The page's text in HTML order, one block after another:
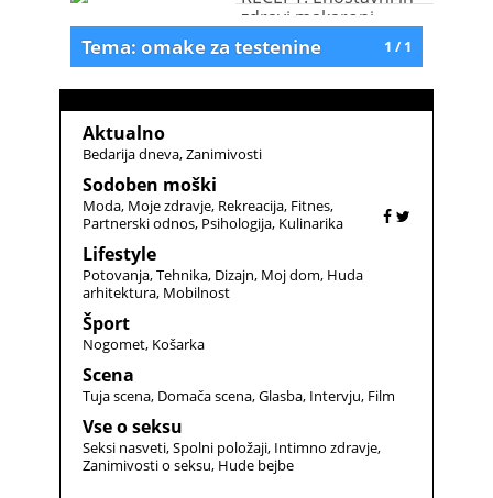
zdravi makaroni
1 / 1
Tema: omake za testenine
Aktualno
Bedarija dneva Zanimivosti
Sodoben moški
Moda Moje zdravje Rekreacija Fitnes
Partnerski odnos Psihologija Kulinarika
Lifestyle
Potovanja Tehnika Dizajn Moj dom Huda
arhitektura Mobilnost
Šport
Nogomet Košarka
Scena
Tuja scena Domača scena Glasba Intervju Film
Vse o seksu
Seksi nasveti Spolni položaji Intimno zdravje
Zanimivosti o seksu Hude bejbe